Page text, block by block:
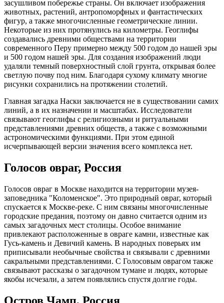
засушливом побережье страны. Он включает изображения
животных, растений, антропоморфных и фантастических
фигур, а также многочисленные геометрические линии.
Некоторые из них протянулись на километры. Геоглифы
создавались древними обществами на территории
современного Перу примерно между 500 годом до нашей эры
и 500 годом нашей эры. Для создания изображений люди
удаляли темный поверхностный слой грунта, открывая более
светлую почву под ним. Благодаря сухому климату многие
рисунки сохранились на протяжении столетий.
Главная загадка Наски заключается не в существовании самих
линий, а в их назначении и масштабах. Исследователи
связывают геоглифы с религиозными и ритуальными
представлениями древних обществ, а также с возможными
астрономическими функциями. При этом единой
исчерпывающей версии значения всего комплекса нет.
Голосов овраг, Россия
Голосов овраг в Москве находится на территории музея-
заповедника "Коломенское". Это природный овраг, который
спускается к Москве-реке. С ним связаны многочисленные
городские предания, поэтому он давно считается одним из
самых загадочных мест столицы. Особое внимание
привлекают расположенные в овраге камни, известные как
Гусь-камень и Девичий камень. В народных поверьях им
приписывали необычные свойства и связывали с древними
сакральными представлениями. С Голосовым оврагом также
связывают рассказы о загадочном тумане и людях, которые
якобы исчезали, а затем появлялись спустя долгие годы.
Остров Чамп, Россия